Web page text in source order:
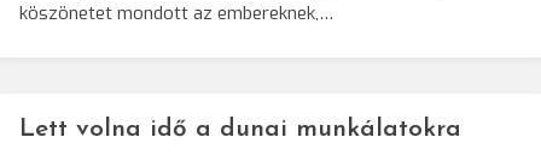
köszönetet mondott az embereknek,…
Lett volna idő a dunai munkálatokra